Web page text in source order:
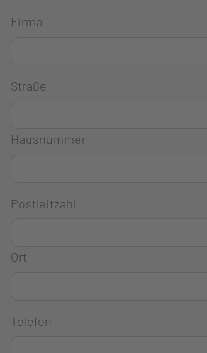
Firma
Straße
Hausnummer
Postleitzahl
Ort
Telefon